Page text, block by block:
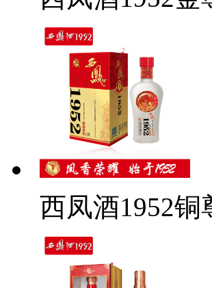
西凤酒1952铜